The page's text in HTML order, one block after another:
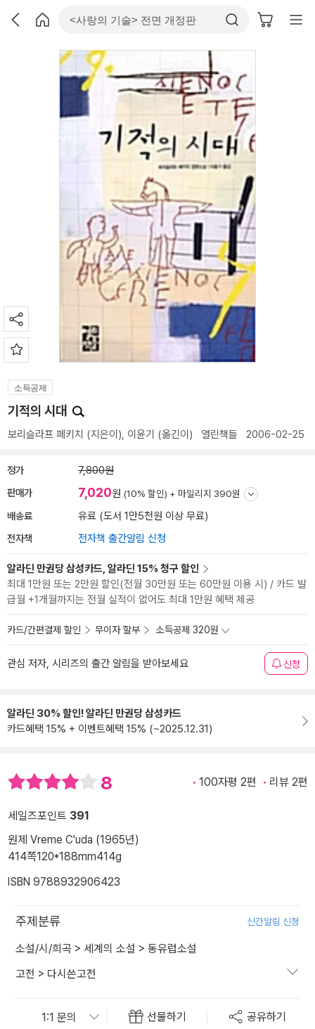
소득공제
기적의 시대
보리슬라프 페키치 (지은이), 이윤기 (옮긴이) 열린책들 2006-02-25
정가 7,800원
판매가 7,020원 (10% 할인) + 마일리지 390원
배송료 유료 (도서 1만5천원 이상 무료)
전자책 전자책 출간알림 신청
알라딘 만권당 삼성카드, 알라딘 15% 청구 할인
최대 1만원 또는 2만원 할인(전월 30만원 또는 60만원 이용 시) / 카드 발
급월 +1개월까지는 전월 실적이 없어도 최대 1만원 혜택 제공
카드/간편결제 할인 무이자 할부 소득공제 320원
관심 저자, 시리즈의 출간 알림을 받아보세요 신청
알라딘 30% 할인! 알라딘 만권당 삼성카드
카드혜택 15% + 이벤트혜택 15% (~2025.12.31)
8 100자평 2편 리뷰 2편
세일즈포인트 391
원제 Vreme C'uda (1965년)
414쪽120*188mm414g
ISBN 9788932906423
주제분류 신간알림 신청
소설/시/희곡 > 세계의 소설 > 동유럽소설
고전 > 다시쓴고전
선물하기 공유하기